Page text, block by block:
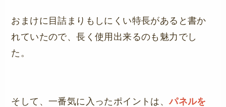
おまけに目詰まりもしにくい特長があると書か
れていたので、長く使用出来るのも魅力でし
た。
そして、一番気に入ったポイントは、パネルを